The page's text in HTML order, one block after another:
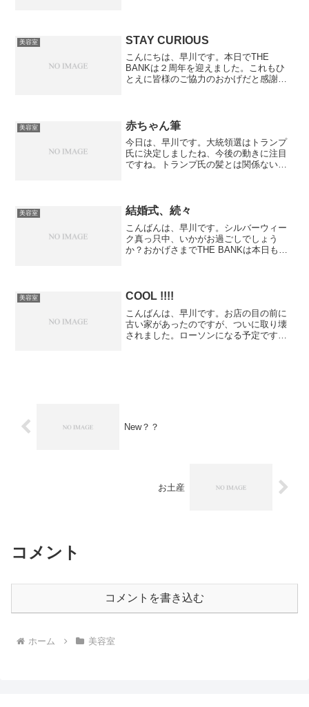
いでしょうか？その結婚式...
美容室 STAY CURIOUS
こんにちは、早川です。本日でTHE
BANKは２周年を迎えました。これもひ
とえに皆様のご協力のおかげだと感謝し
ぴったりな言...
美容室 赤ちゃん筆
今日は、早川です。大統領選はトランプ
氏に決定しましたね、今後の動きに注目
ですね。トランプ氏の髪とは関係ないで
方くらいで十分）最近では...
美容室 結婚式、続々
こんばんは、早川です。シルバーウィー
ク真っ只中、いかがお過ごしでしょう
か？おかげさまでTHE BANKは本日も満
す。本日は結婚式のセ...
美容室 COOL !!!!
こんばんは、早川です。お店の目の前に
古い家があったのですが、ついに取り壊
されました。ローソンになる予定です＾
New？？
お土産
コメント
コメントを書き込む
ホーム 美容室